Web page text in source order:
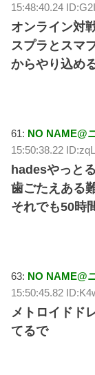
15:48:40.24
オンライン対
スプラとスマ
からやり込め
61: NO NAME@
15:50:38.22
hadesやっと
歯ごたえある
それでも50時
63: NO NAME@
15:50:45.82
メトロイドド
てるで